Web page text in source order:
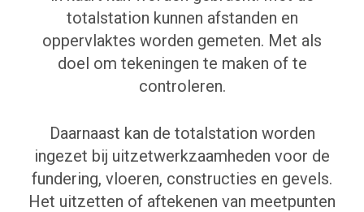
totalstation kunnen afstanden en
oppervlaktes worden gemeten. Met als
doel om tekeningen te maken of te
controleren.
Daarnaast kan de totalstation worden
ingezet bij uitzetwerkzaamheden voor de
fundering, vloeren, constructies en gevels.
Het uitzetten of aftekenen van meetpunten